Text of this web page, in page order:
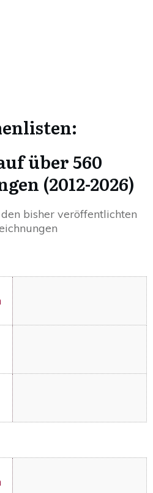
über 560
(2012-2026)
bisher veröffentlichten